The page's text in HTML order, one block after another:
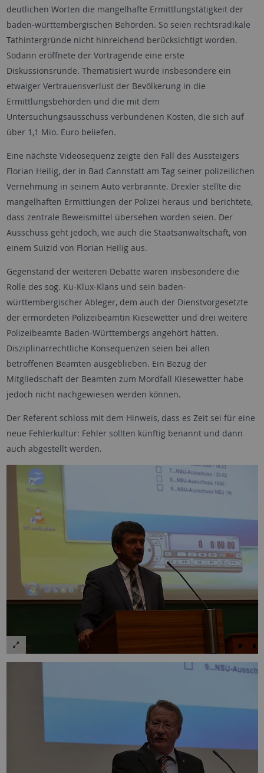
deutlichen Worten die mangelhafte Ermittlungstätigkeit der
baden-württembergischen Behörden. So seien rechtsradikale
Tathintergründe nicht hinreichend berücksichtigt worden.
Sodann eröffnete der Vortragende eine erste
Diskussionsrunde. Thematisiert wurde insbesondere ein
etwaiger Vertrauensverlust der Bevölkerung in die
Ermittlungsbehörden und die mit dem
Untersuchungsausschuss verbundenen Kosten, die sich auf
über 1,1 Mio. Euro beliefen.
Eine nächste Videosequenz zeigte den Fall des Aussteigers
Florian Heilig, der in Bad Cannstatt am Tag seiner polizeilichen
Vernehmung in seinem Auto verbrannte. Drexler stellte die
mangelhaften Ermittlungen der Polizei heraus und berichtete,
dass zentrale Beweismittel übersehen worden seien. Der
Ausschuss geht jedoch, wie auch die Staatsanwaltschaft, von
einem Suizid von Florian Heilig aus.
Gegenstand der weiteren Debatte waren insbesondere die
Rolle des sog. Ku-Klux-Klans und sein baden-
württembergischer Ableger, dem auch der Dienstvorgesetzte
der ermordeten Polizeibeamtin Kiesewetter und drei weitere
Polizeibeamte Baden-Württembergs angehört hätten.
Disziplinarrechtliche Konsequenzen seien bei allen
betroffenen Beamten ausgeblieben. Ein Bezug der
Mitgliedschaft der Beamten zum Mordfall Kiesewetter habe
jedoch nicht nachgewiesen werden können.
Der Referent schloss mit dem Hinweis, dass es Zeit sei für eine
neue Fehlerkultur: Fehler sollten künftig benannt und dann
auch abgestellt werden.